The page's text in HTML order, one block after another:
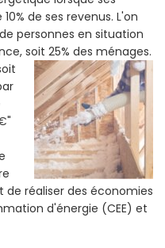
de ses revenus. L'on
personnes en situation
soit 25% des ménages.
réaliser des économies
d'énergie (CEE) et